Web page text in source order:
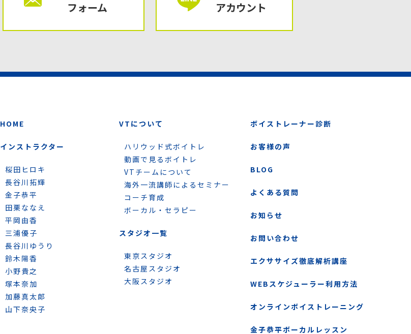
フォーム
アカウント
HOME
インストラクター
桜田ヒロキ
長谷川拓輝
金子恭平
田栗ななえ
平岡由香
三浦優子
長谷川ゆうり
鈴木陽香
小野貴之
塚本奈加
加藤真太郎
山下奈央子
VTについて
ハリウッド式ボイトレ
動画で見るボイトレ
VTチームについて
海外一流講師によるセミナー
コーチ育成
ボーカル・セラピー
スタジオ一覧
東京スタジオ
名古屋スタジオ
大阪スタジオ
ボイストレーナー診断
お客様の声
BLOG
よくある質問
お知らせ
お問い合わせ
エクササイズ徹底解析講座
WEBスケジューラー利用方法
オンラインボイストレーニング
金子恭平ボーカルレッスン